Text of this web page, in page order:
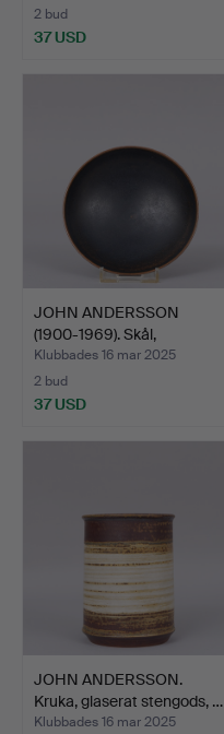
2 bud
37 USD
JOHN ANDERSSON
(1900-1969). Skål,
stengods…
Klubbades 16 mar 2025
2 bud
37 USD
JOHN ANDERSSON.
Kruka, glaserat stengods, …
Klubbades 16 mar 2025